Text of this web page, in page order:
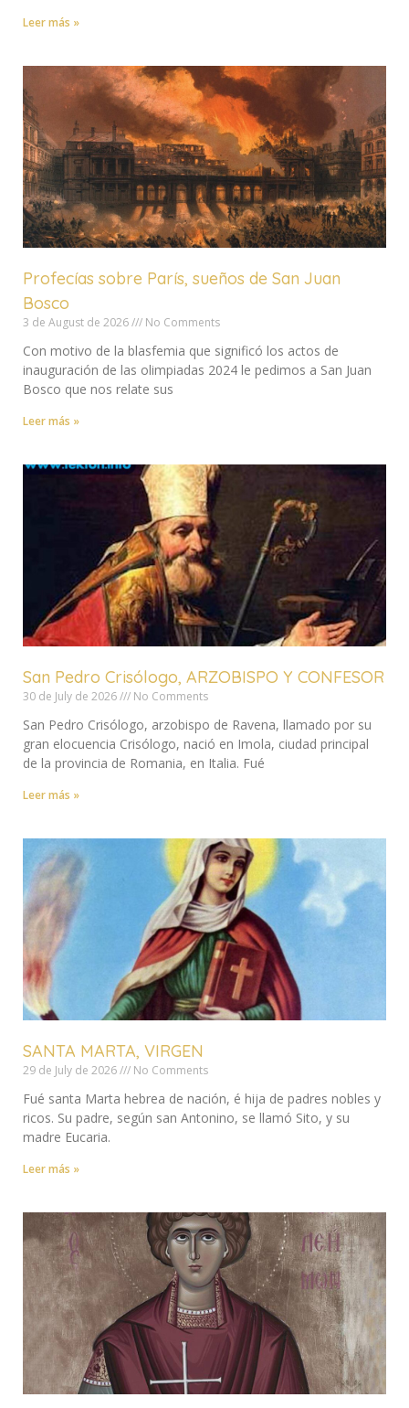
Leer más »
Profecías sobre París, sueños de San Juan
Bosco
3 de August de 2026 No Comments
Con motivo de la blasfemia que significó los actos de
inauguración de las olimpiadas 2024 le pedimos a San Juan
Bosco que nos relate sus
Leer más »
San Pedro Crisólogo, ARZOBISPO Y CONFESOR
30 de July de 2026 No Comments
San Pedro Crisólogo, arzobispo de Ravena, llamado por su
gran elocuencia Crisólogo, nació en Imola, ciudad principal
de la provincia de Romania, en Italia. Fué
Leer más »
SANTA MARTA, VIRGEN
29 de July de 2026 No Comments
Fué santa Marta hebrea de nación, é hija de padres nobles y
ricos. Su padre, según san Antonino, se llamó Sito, y su
madre Eucaria.
Leer más »